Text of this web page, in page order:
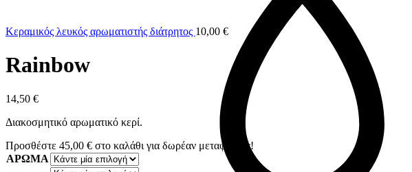
Κεραμικός λευκός αρωματιστής διάτρητος 10,00 €
Rainbow
14,50 €
Διακοσμητικό αρωματικό κερί.
Προσθέστε 45,00 € στο καλάθι για δωρέαν μεταφορικά!
ΑΡΩΜΑ